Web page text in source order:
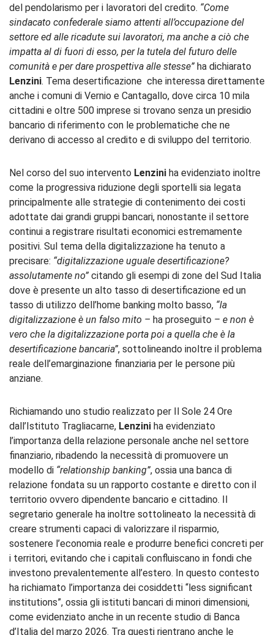
del pendolarismo per i lavoratori del credito. “Come
sindacato confederale siamo attenti all’occupazione del
settore ed alle ricadute sui lavoratori, ma anche a ciò che
impatta al di fuori di esso, per la tutela del futuro delle
comunità e per dare prospettiva alle stesse” ha dichiarato
Lenzini. Tema desertificazione che interessa direttamente
anche i comuni di Vernio e Cantagallo, dove circa 10 mila
cittadini e oltre 500 imprese si trovano senza un presidio
bancario di riferimento con le problematiche che ne
derivano di accesso al credito e di sviluppo del territorio.
Nel corso del suo intervento Lenzini ha evidenziato inoltre
come la progressiva riduzione degli sportelli sia legata
principalmente alle strategie di contenimento dei costi
adottate dai grandi gruppi bancari, nonostante il settore
continui a registrare risultati economici estremamente
positivi. Sul tema della digitalizzazione ha tenuto a
precisare: “digitalizzazione uguale desertificazione?
assolutamente no” citando gli esempi di zone del Sud Italia
dove è presente un alto tasso di desertificazione ed un
tasso di utilizzo dell’home banking molto basso, “la
digitalizzazione è un falso mito – ha proseguito – e non è
vero che la digitalizzazione porta poi a quella che è la
desertificazione bancaria”, sottolineando inoltre il problema
reale dell’emarginazione finanziaria per le persone più
anziane.
Richiamando uno studio realizzato per Il Sole 24 Ore
dall’Istituto Tragliacarne, Lenzini ha evidenziato
l’importanza della relazione personale anche nel settore
finanziario, ribadendo la necessità di promuovere un
modello di “relationship banking”, ossia una banca di
relazione fondata su un rapporto costante e diretto con il
territorio ovvero dipendente bancario e cittadino. Il
segretario generale ha inoltre sottolineato la necessità di
creare strumenti capaci di valorizzare il risparmio,
sostenere l’economia reale e produrre benefici concreti per
i territori, evitando che i capitali confluiscano in fondi che
investono prevalentemente all’estero. In questo contesto
ha richiamato l’importanza dei cosiddetti “less significant
institutions”, ossia gli istituti bancari di minori dimensioni,
come evidenziato anche in un recente studio di Banca
d’Italia del marzo 2026. Tra questi rientrano anche le